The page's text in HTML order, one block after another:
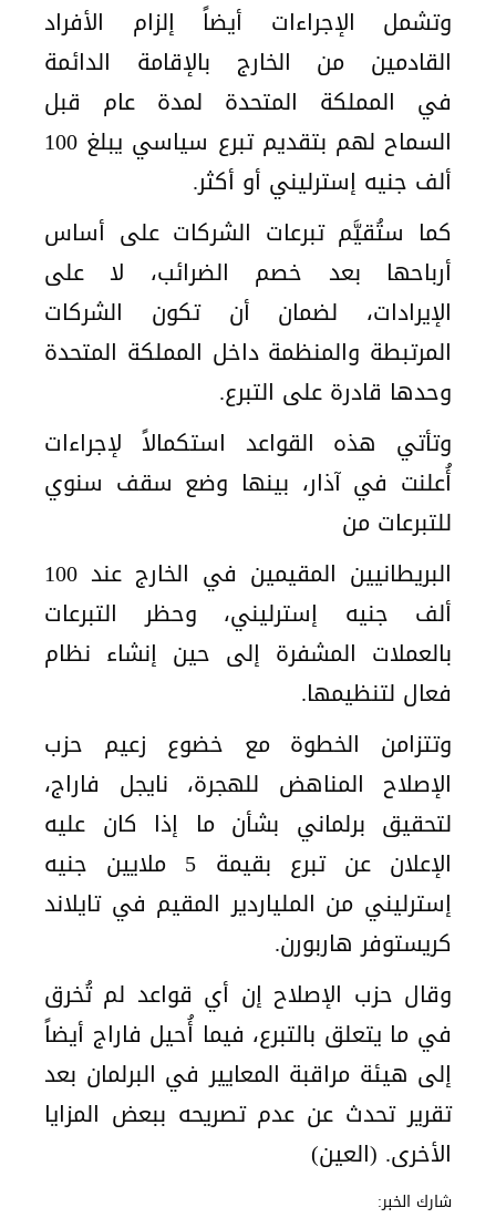
وتشمل الإجراءات أيضاً إلزام الأفراد
القادمين من الخارج بالإقامة الدائمة
في المملكة المتحدة لمدة عام قبل
السماح لهم بتقديم تبرع سياسي يبلغ 100
ألف جنيه إسترليني أو أكثر.
كما ستُقيَّم تبرعات الشركات على أساس
أرباحها بعد خصم الضرائب، لا على
الإيرادات، لضمان أن تكون الشركات
المرتبطة والمنظمة داخل المملكة المتحدة
وحدها قادرة على التبرع.
وتأتي هذه القواعد استكمالاً لإجراءات
أُعلنت في آذار، بينها وضع سقف سنوي
للتبرعات من
البريطانيين المقيمين في الخارج عند 100
ألف جنيه إسترليني، وحظر التبرعات
بالعملات المشفرة إلى حين إنشاء نظام
فعال لتنظيمها.
وتتزامن الخطوة مع خضوع زعيم حزب
الإصلاح المناهض للهجرة، نايجل فاراج،
لتحقيق برلماني بشأن ما إذا كان عليه
الإعلان عن تبرع بقيمة 5 ملايين جنيه
إسترليني من الملياردير المقيم في تايلاند
كريستوفر هاربورن.
وقال حزب الإصلاح إن أي قواعد لم تُخرق
في ما يتعلق بالتبرع، فيما أُحيل فاراج أيضاً
إلى هيئة مراقبة المعايير في البرلمان بعد
تقرير تحدث عن عدم تصريحه ببعض المزايا
الأخرى. (العين)
شارك الخبر: